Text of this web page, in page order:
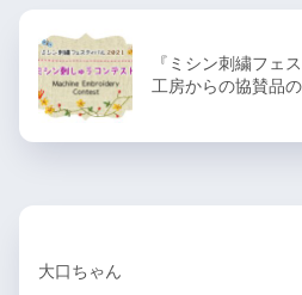
『ミシン刺繍フェ
工房からの協賛品
大口ちゃん